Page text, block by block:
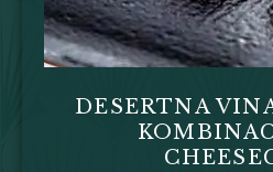
DESERTNA